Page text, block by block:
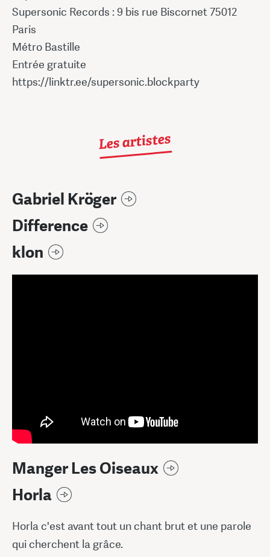
Supersonic Records : 9 bis rue Biscornet 75012
Paris
Métro Bastille
Entrée gratuite
https://linktr.ee/supersonic.blockparty
Les artistes
Gabriel Kröger
Difference
klon
Manger Les Oiseaux
Horla
Horla c'est avant tout un chant brut et une parole
qui cherchent la grâce.